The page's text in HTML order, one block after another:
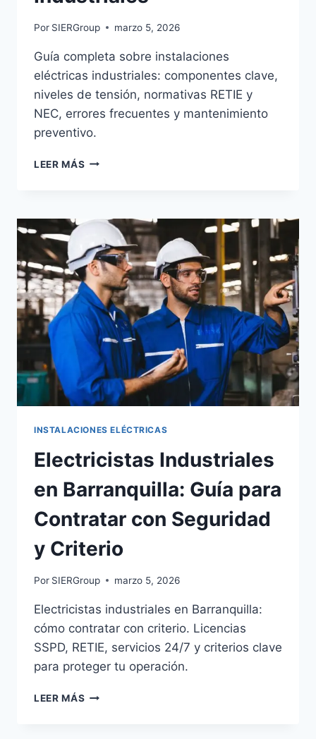
Por SIERGroup marzo 5, 2026
Guía completa sobre instalaciones
eléctricas industriales: componentes clave,
niveles de tensión, normativas RETIE y
NEC, errores frecuentes y mantenimiento
preventivo.
LEER MÁS GUÍA
INDUSTRIALES
INSTALACIONES ELÉCTRICAS
Electricistas Industriales
en Barranquilla: Guía para
Contratar con Seguridad
y Criterio
Por SIERGroup marzo 5, 2026
Electricistas industriales en Barranquilla:
cómo contratar con criterio. Licencias
SSPD, RETIE, servicios 24/7 y criterios clave
para proteger tu operación.
LEER MÁS ELECTRICISTAS